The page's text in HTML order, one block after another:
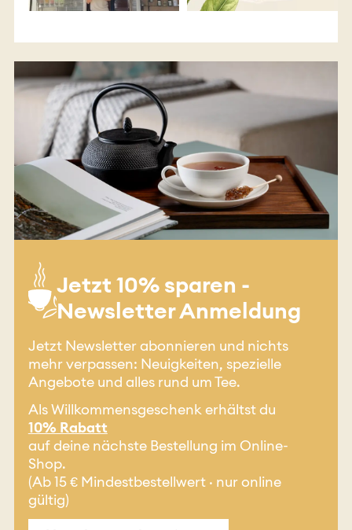
Jetzt 10% sparen -
Newsletter Anmeldung
Jetzt Newsletter abonnieren und nichts
mehr verpassen: Neuigkeiten, spezielle
Angebote und alles rund um Tee.
Als Willkommensgeschenk erhältst du
10% Rabatt
auf deine nächste Bestellung im Online-
Shop.
(Ab 15 € Mindestbestellwert · nur online
gültig)